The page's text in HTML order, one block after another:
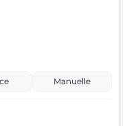
Manuelle